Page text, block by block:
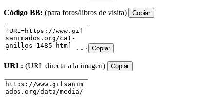
Código BB: (para foros/libros de visita) Copiar
Copiar
URL: (URL directa a la imagen) Copiar